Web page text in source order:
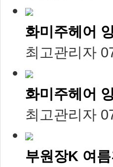
화미주헤어
최고관리자
화미주헤어
최고관리자
부원장K 여